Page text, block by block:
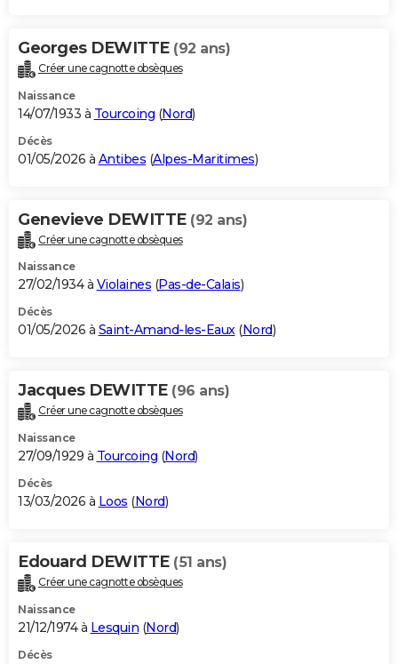
Georges DEWITTE (92 ans)
Créer une cagnotte obsèques
Naissance
14/07/1933 à Tourcoing (Nord)
Décès
01/05/2026 à Antibes (Alpes-Maritimes)
Genevieve DEWITTE (92 ans)
Créer une cagnotte obsèques
Naissance
27/02/1934 à Violaines (Pas-de-Calais)
Décès
01/05/2026 à Saint-Amand-les-Eaux(Nord)
Jacques DEWITTE (96 ans)
Créer une cagnotte obsèques
Naissance
27/09/1929 à Tourcoing (Nord)
Décès
13/03/2026 à Loos (Nord)
Edouard DEWITTE (51 ans)
Créer une cagnotte obsèques
Naissance
21/12/1974 à Lesquin (Nord)
Décès